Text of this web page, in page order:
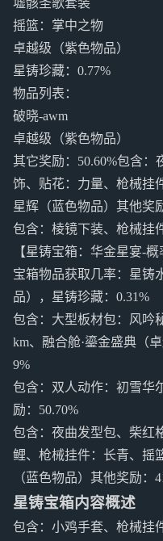
墟骸圣歌套装
摇篮：掌中之物
卓越级（紫色物品）
星铸珍藏：0.77%
物品列表：
破晓-awm
卓越级（紫色物品）
其它奖励：50.60%包含
饰、贴花：力量、枪械挂
星辉（蓝色物品）其他奖
包含：棱镜下装、枪械挂
【星铸宝箱：华金星宴-概
宝箱物品获取几率：星铸
品），星铸珍藏：0.31%
包含：大型板材包：风吟
km、融合舱·鎏金盛典（
9%
包含：双人动作：初雪华
励：50.70%
包含：夜曲发型包、柴红
鲤、枪械挂件：长青、摇
（蓝色物品）其他奖励：
星铸宝箱内容概述
包含：小鸡手套、枪械挂